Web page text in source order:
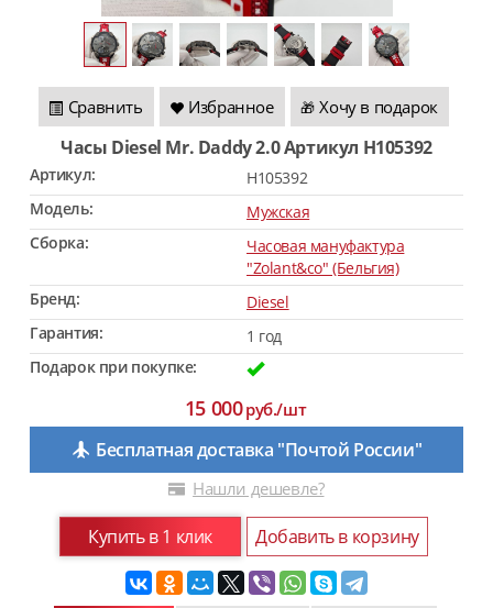
Сравнить Избранное 🎁 Хочу в подарок
Часы Diesel Mr. Daddy 2.0 Артикул H105392
Артикул:
H105392
Модель:
Мужская
Сборка:
Часовая мануфактура
"Zolant&co" (Бельгия)
Бренд:
Diesel
Гарантия:
1 год
Подарок при покупке:
15 000руб./шт
Бесплатная доставка "Почтой России"
Нашли дешевле?
Купить в 1 клик Добавить в корзину